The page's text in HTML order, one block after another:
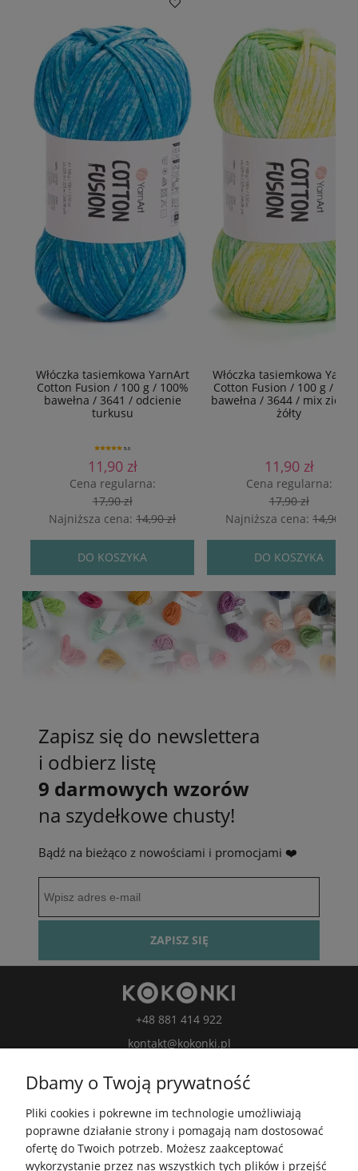
Włóczka tasiemkowa YarnArt
Cotton Fusion / 100 g / 100%
bawełna / 3641 / odcienie
turkusu
5.0
11,90 zł
Cena regularna:
17,90 zł
Najniższa cena:14,90 zł
DO KOSZYKA
Włóczka tasiemkowa
Cotton Fusion / 100 g /
bawełna / 3644 / mix
żółty
11,90 zł
Cena regularna:
17,90 zł
Najniższa cena:14,90 zł
DO KOSZYKA
Zapisz się do newslettera
i odbierz listę
9 darmowych wzorów
na szydełkowe chusty!
Bądź na bieżąco z nowościami i promocjami ❤️
ZAPISZ SIĘ
+48 881 414 922
kontakt@kokonki.pl
kokonki.motki
Kokonki.motki
Grupa FB
Dbamy o Twoją prywatność
Pliki cookies i pokrewne im technologie umożliwiają
poprawne działanie strony i pomagają nam dostosować
ofertę do Twoich potrzeb. Możesz zaakceptować
wykorzystanie przez nas wszystkich tych plików i przejść